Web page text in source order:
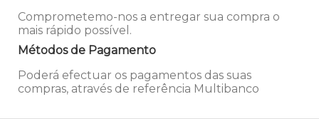
Comprometemo-nos a entregar sua compra o
mais rápido possível.
Métodos de Pagamento
Poderá efectuar os pagamentos das suas
compras, através de referência Multibanco